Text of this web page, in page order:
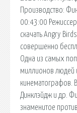
Производство:
00:43:00
скачать Angry
совершенно
Одна из самых
миллионов людей
кинематографов.
Динклэйдж и др.
знаменитое